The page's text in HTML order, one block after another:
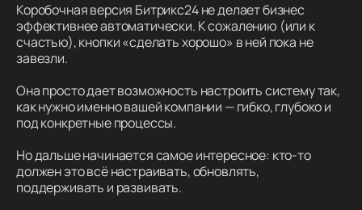
Коробочная версия Битрикс24 не делает бизнес
эффективнее автоматически. К сожалению (или к
счастью), кнопки «сделать хорошо» в ней пока не
завезли.
Она просто дает возможность настроить систему так,
как нужно именно вашей компании — гибко, глубоко и
под конкретные процессы.
Но дальше начинается самое интересное: кто-то
должен это всё настраивать, обновлять,
поддерживать и развивать.